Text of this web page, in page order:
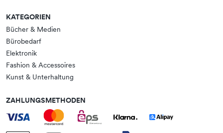
KATEGORIEN
Bücher & Medien
Bürobedarf
Elektronik
Fashion & Accessoires
Kunst & Unterhaltung
ZAHLUNGSMETHODEN